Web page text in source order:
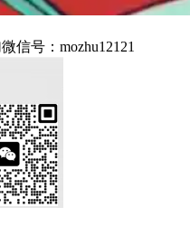
信号：mozhu12121